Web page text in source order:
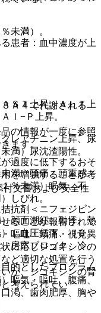
患者：血中濃度が上
Ａ４で代謝される
過度に低下するおそ
を増強することが考
抗剤＜ニフェジピン
ることが報告されて
嘔吐・頭痛・視覚異
に応じジゴキシンの
ど適切な処置を行う
が、ジゴキシンの腎
考えられてい
未満）。
ＳＴ上昇、ＡＬＴ上
ｌ−Ｐ上昇。
レアチニン上昇、尿
満）尿沈渣陽性。
満）頭痛、頭重感、
％未満）眠気、不
しびれ。
顔面潮紅、動悸、熱
、血圧低下、（０．
房室ブロック、冷
嘔気・嘔吐、腹痛、
渇、歯肉肥厚、胸や
の情報が一度に参照
ます。
文書および安全性
的としたプログラム